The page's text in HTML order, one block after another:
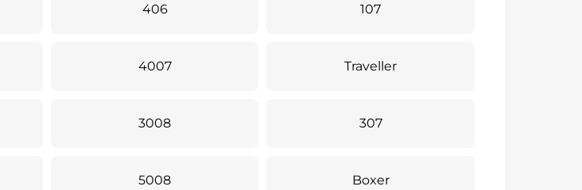
406 107
4007 Traveller
3008 307
5008 Boxer